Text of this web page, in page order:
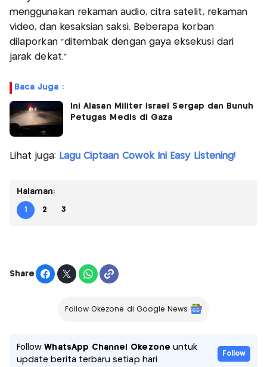
menggunakan rekaman audio, citra satelit, rekaman
video, dan kesaksian saksi. Beberapa korban
dilaporkan “ditembak dengan gaya eksekusi dari
jarak dekat.”
Baca Juga :
Ini Alasan Militer Israel Sergap dan Bunuh
Petugas Medis di Gaza
Lihat juga: Lagu Ciptaan Cowok Ini Easy Listening!
Halaman:
1 2 3
Share
Follow Okezone di Google News
FollowWhatsApp Channel Okezone untuk
update berita terbaru setiap hari
Follow